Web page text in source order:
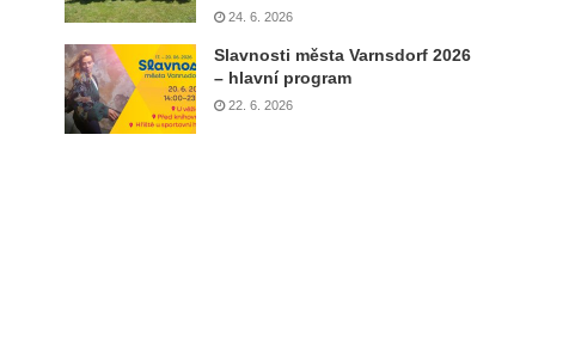
24. 6. 2026
Slavnosti města Varnsdorf 2026
– hlavní program
22. 6. 2026